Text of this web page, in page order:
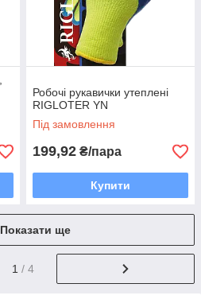
Робочі рукавички утеплені
RIGLOTER YN
Під замовлення
199,92 ₴/пара
Купити
Показати ще
1 / 4